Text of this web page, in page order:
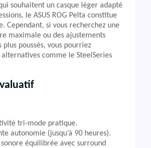
souhaitent un casque léger adapté
le ASUS ROG Pelta constitue
Cependant, si vous recherchez une
maximale ou des ajustements
plus poussés, vous pourriez
comme le SteelSeries
tri-mode pratique.
autonomie (jusqu’à 90 heures).
équilibrée avec surround